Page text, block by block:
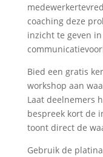
coaching deze
inzicht te geven
Bied een gratis
workshop aan
Laat deelnemers
bespreek kort de
toont direct de
Gebruik de